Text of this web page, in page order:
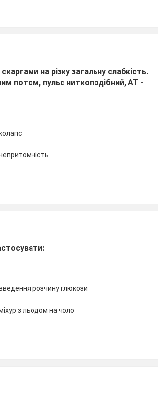
на різку загальну слабкість.
потом, пульс ниткоподібний, АТ -
розчину глюкози
з льодом на чоло